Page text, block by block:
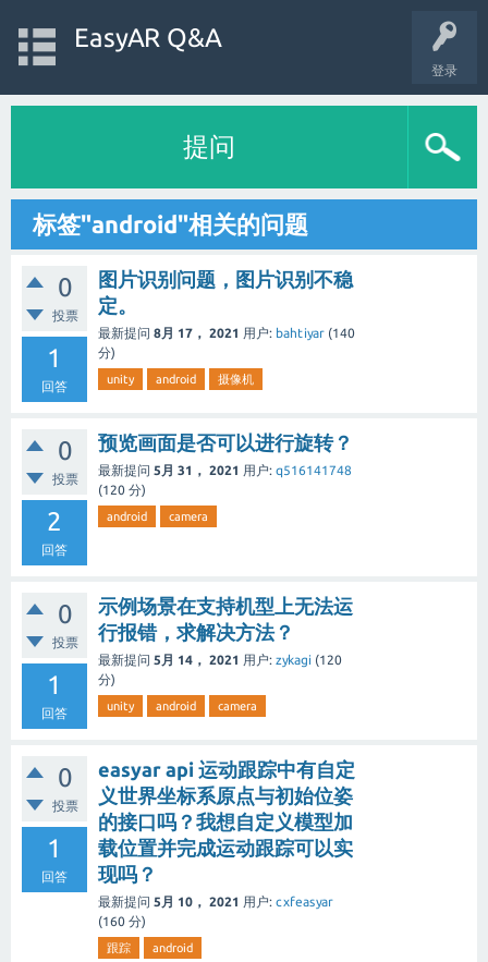
登录
EasyAR Q&A
提问
标签"android"相关的问题
0
投票
1
回答
图片识别问题，图片识别不稳
定。
最新提问 8月 17， 2021 用户: bahtiyar (140
分)
unity android 摄像机
0
投票
2
回答
预览画面是否可以进行旋转？
最新提问 5月 31， 2021 用户: q516141748
(120 分)
android camera
0
投票
1
回答
示例场景在支持机型上无法运
行报错，求解决方法？
最新提问 5月 14， 2021 用户: zykagi (120
分)
unity android camera
0
投票
1
回答
easyar api 运动跟踪中有自定
义世界坐标系原点与初始位姿
的接口吗？我想自定义模型加
载位置并完成运动跟踪可以实
现吗？
最新提问 5月 10， 2021 用户: cxfeasyar
(160 分)
跟踪 android